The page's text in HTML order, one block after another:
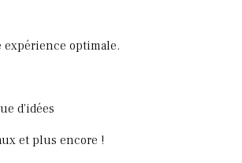
optimale.
d'idées
et plus encore !